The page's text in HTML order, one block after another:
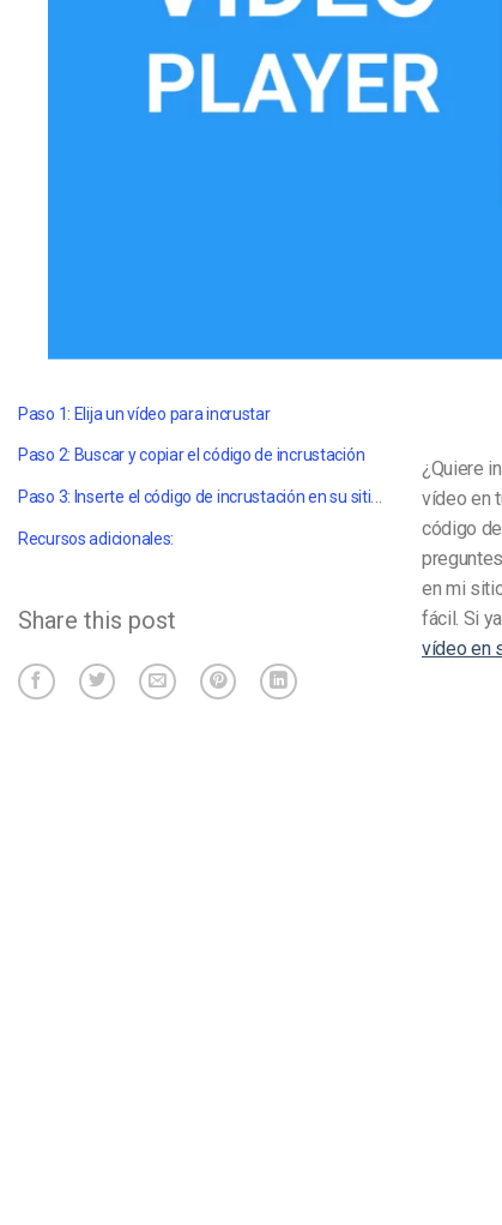
Aprendizaje en Línea
Paso 1: Elija un vídeo para incrustar
Paso 2: Buscar y copiar el código de incrustación
Paso 3: Inserte el código de incrustación en su sitio web
Recursos adicionales:
Share this post
¿Quiere
vídeo en
código
en mi
fácil. Si
vídeo en